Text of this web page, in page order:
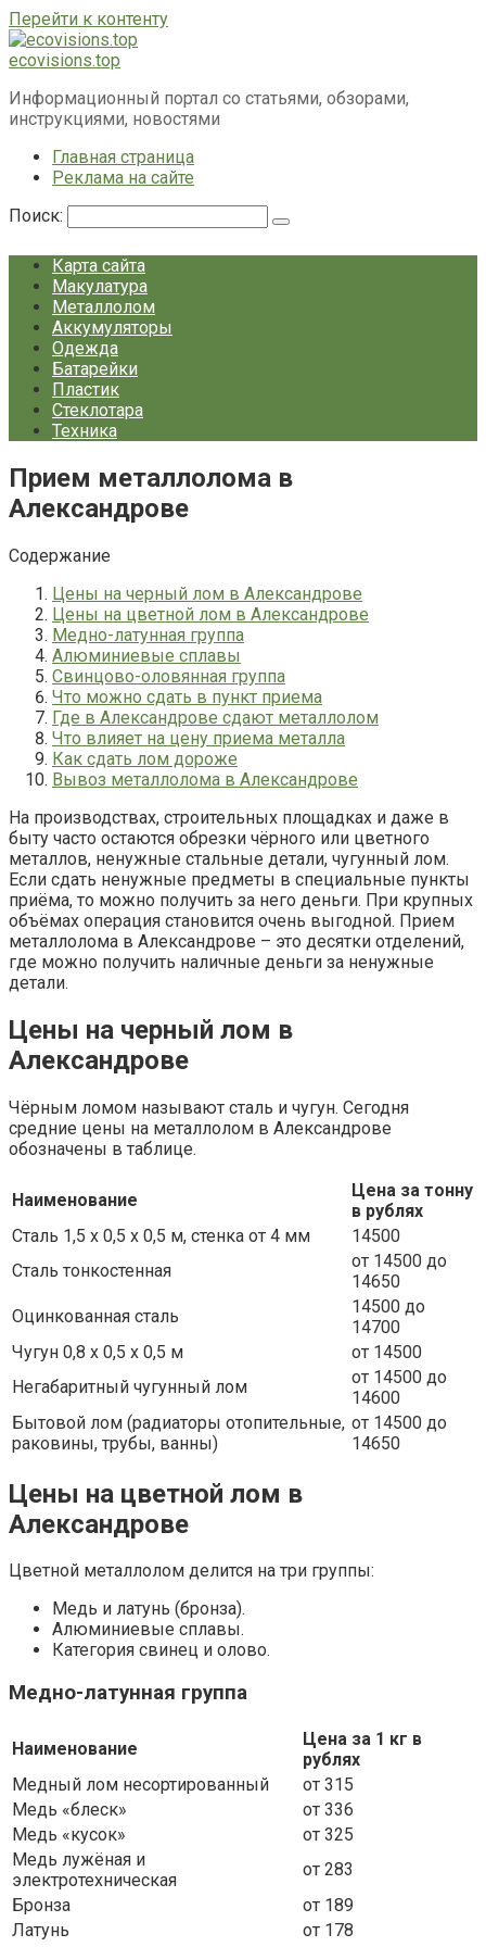
Перейти к контенту
ecovisions.top
Информационный портал со статьями, обзорами,
инструкциями, новостями
Главная страница
Реклама на сайте
Поиск:
Карта сайта
Макулатура
Металлолом
Аккумуляторы
Одежда
Батарейки
Пластик
Стеклотара
Техника
Прием металлолома в
Александрове
Содержание
Цены на черный лом в Александрове
Цены на цветной лом в Александрове
Медно-латунная группа
Алюминиевые сплавы
Свинцово-оловянная группа
Что можно сдать в пункт приема
Где в Александрове сдают металлолом
Что влияет на цену приема металла
Как сдать лом дороже
Вывоз металлолома в Александрове
На производствах, строительных площадках и даже в
быту часто остаются обрезки чёрного или цветного
металлов, ненужные стальные детали, чугунный лом.
Если сдать ненужные предметы в специальные пункты
приёма, то можно получить за него деньги. При крупных
объёмах операция становится очень выгодной. Прием
металлолома в Александрове – это десятки отделений,
где можно получить наличные деньги за ненужные
детали.
Цены на черный лом в
Александрове
Чёрным ломом называют сталь и чугун. Сегодня
средние цены на металлолом в Александрове
обозначены в таблице.
Наименование
Цена за тонну
в рублях
Сталь 1,5 х 0,5 х 0,5 м, стенка от 4 мм
14500
Сталь тонкостенная
от 14500 до
14650
Оцинкованная сталь
14500 до
14700
Чугун 0,8 х 0,5 х 0,5 м
от 14500
Негабаритный чугунный лом
от 14500 до
14600
Бытовой лом (радиаторы отопительные,
раковины, трубы, ванны)
от 14500 до
14650
Цены на цветной лом в
Александрове
Цветной металлолом делится на три группы:
Медь и латунь (бронза).
Алюминиевые сплавы.
Категория свинец и олово.
Медно-латунная группа
Наименование
Цена за 1 кг в
рублях
Медный лом несортированный
от 315
Медь «блеск»
от 336
Медь «кусок»
от 325
Медь лужёная и
электротехническая
от 283
Бронза
от 189
Латунь
от 178